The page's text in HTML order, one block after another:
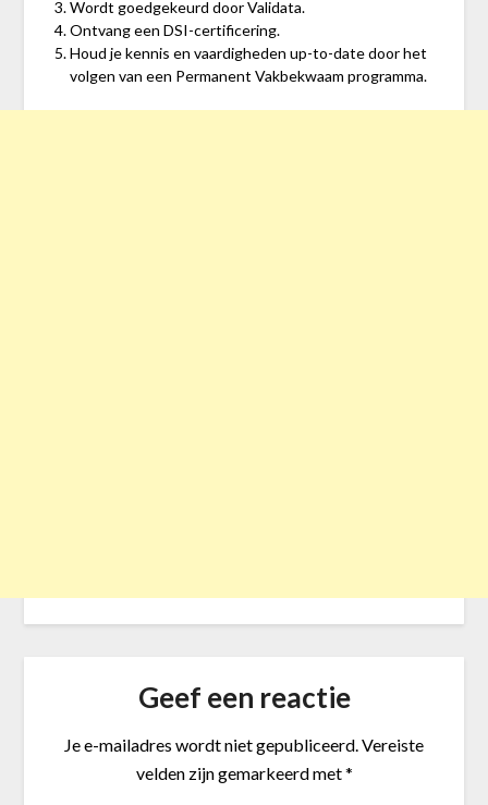
Wordt goedgekeurd door Validata.
Ontvang een DSI-certificering.
Houd je kennis en vaardigheden up-to-date door het
volgen van een Permanent Vakbekwaam programma.
Geef een reactie
Je e-mailadres wordt niet gepubliceerd.Vereiste
velden zijn gemarkeerd met*